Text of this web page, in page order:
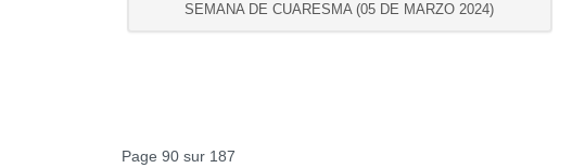
SEMANA DE CUARESMA (05 DE MARZO 2024)
Page 90 sur 187